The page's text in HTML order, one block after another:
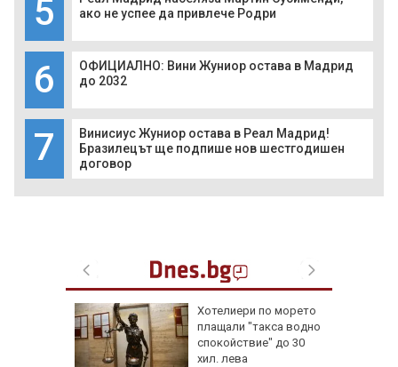
5
ако не успее да привлече Родри
6
ОФИЦИАЛНО: Вини Жуниор остава в Мадрид
до 2032
7
Винисиус Жуниор остава в Реал Мадрид!
Бразилецът ще подпише нов шестгодишен
договор
Хотелиери по морето
плащали "такса водно
спокойствие" до 30
хил. лева